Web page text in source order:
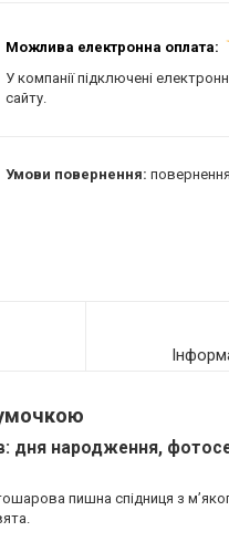
У компанії підключені
сайту.
дня народження,
пишна спідниця з